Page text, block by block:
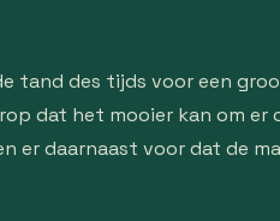
des tijds voor een
dat het mooier kan om er
er daarnaast voor dat de